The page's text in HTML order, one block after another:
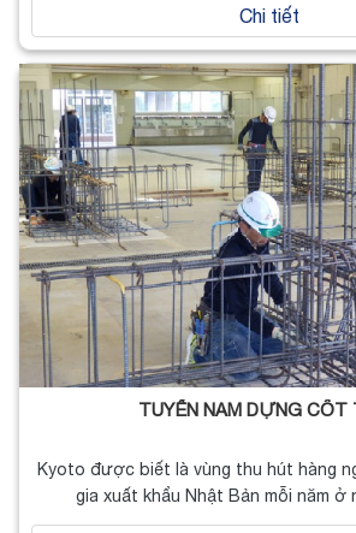
Chi tiết
TUYỂN NAM DỰNG CỐT
Kyoto được biết là vùng thu hút hàng
gia xuất khẩu Nhật Bản mỗi năm ở